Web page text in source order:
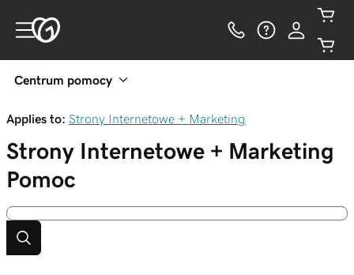
Centrum pomocy
Applies to: Strony Internetowe + Marketing
Strony Internetowe + Marketing
Pomoc